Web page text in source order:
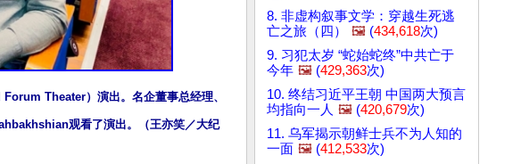
Theater）演出。名企董事总经理、
观看了演出。（王亦笑／大纪
8. 非虚构叙事文学：穿越生死逃
亡之旅（四）
🖼️ (434,618次)
9. 习犯太岁 “蛇始蛇终”中共亡于
今年 🖼️ (429,363次)
10. 终结习近平王朝 中国两大预言
均指向一人 🖼️ (420,679次)
11. 乌军揭示朝鲜士兵不为人知的
一面 🖼️ (412,533次)